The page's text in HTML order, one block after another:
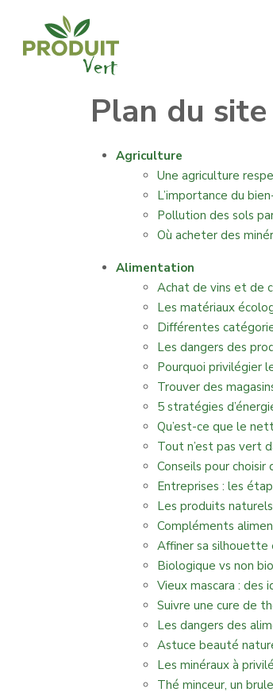
Plan du site
Agriculture
Une agriculture
L’importance du
Pollution des sols
Où acheter des
Alimentation
Achat de vins et de
Les matériaux
Différentes
Les dangers des
Pourquoi privilégier
Trouver des
5 stratégies
Qu’est-ce que le
Tout n’est pas vert
Conseils pour
Entreprises : les
Les produits
Compléments
Affiner sa silhouette
Biologique vs non
Vieux mascara : des
Suivre une cure de
Les dangers des
Astuce beauté
Les minéraux à
Thé minceur, un